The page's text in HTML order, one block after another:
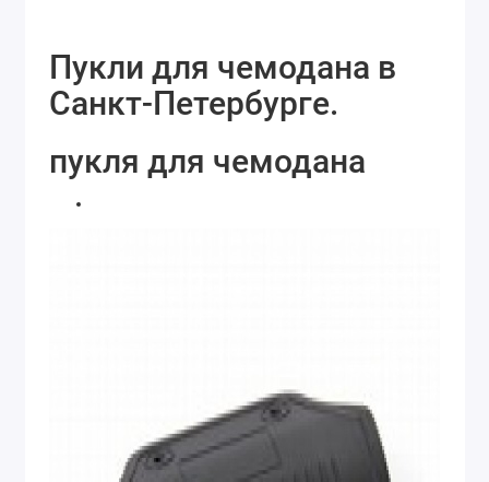
Пукли для чемодана в
Санкт-Петербурге.
пукля для чемодана